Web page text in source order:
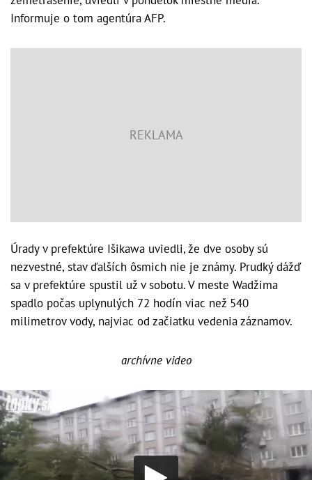
Informuje o tom agentúra AFP.
Úrady v prefektúre Išikawa uviedli, že dve osoby sú
nezvestné, stav ďalších ôsmich nie je známy. Prudký dážď
sa v prefektúre spustil už v sobotu. V meste Wadžima
spadlo počas uplynulých 72 hodín viac než 540
milimetrov vody, najviac od začiatku vedenia záznamov.
archívne video